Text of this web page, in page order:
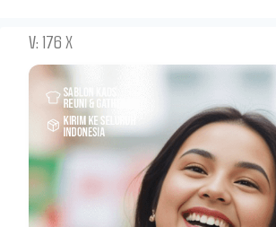
V: 176 X